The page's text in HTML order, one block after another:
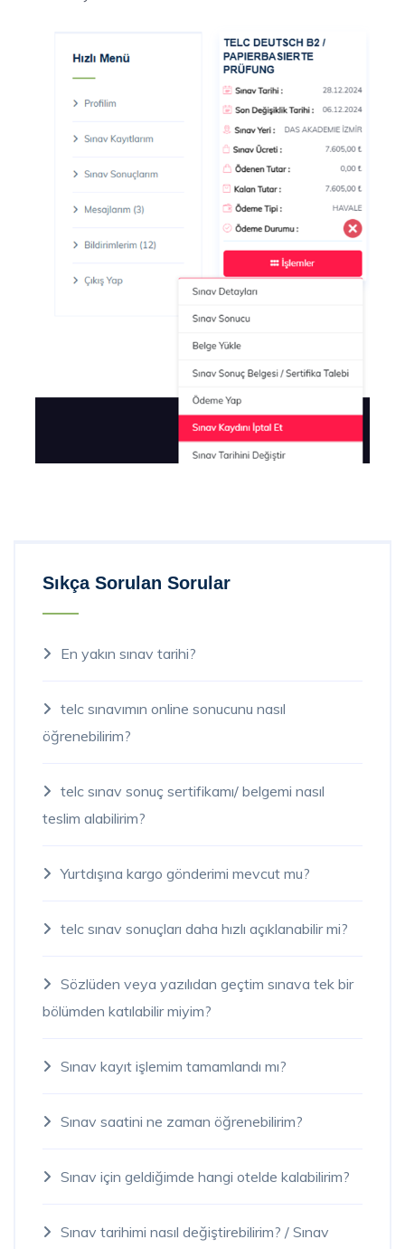
Sıkça Sorulan Sorular
En yakın sınav tarihi?
telc sınavımın online sonucunu nasıl
öğrenebilirim?
telc sınav sonuç sertifikamı/ belgemi nasıl
teslim alabilirim?
Yurtdışına kargo gönderimi mevcut mu?
telc sınav sonuçları daha hızlı açıklanabilir mi?
Sözlüden veya yazılıdan geçtim sınava tek bir
bölümden katılabilir miyim?
Sınav kayıt işlemim tamamlandı mı?
Sınav saatini ne zaman öğrenebilirim?
Sınav için geldiğimde hangi otelde kalabilirim?
Sınav tarihimi nasıl değiştirebilirim? / Sınav